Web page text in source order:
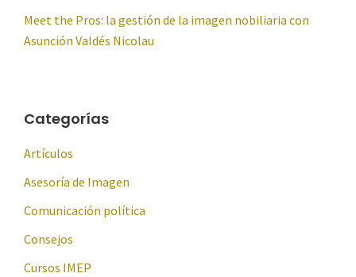
Meet the Pros: la gestión de la imagen nobiliaria con
Asunción Valdés Nicolau
Categorías
Artículos
Asesoría de Imagen
Comunicación política
Consejos
Cursos IMEP